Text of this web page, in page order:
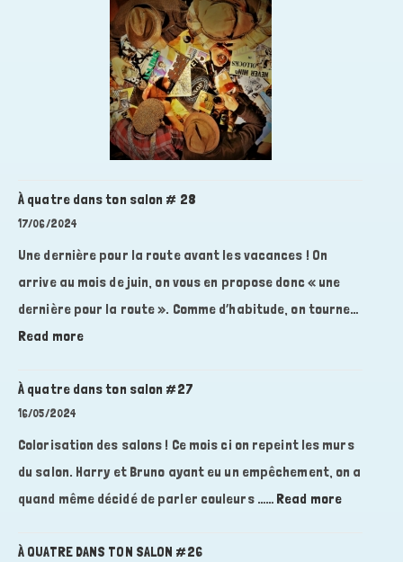
À quatre dans ton salon # 28
17/06/2024
Une dernière pour la route avant les vacances ! On
arrive au mois de juin, on vous en propose donc « une
dernière pour la route ». Comme d’habitude, on tourne…
Read more:
salon
#
28
À quatre dans ton salon #27
16/05/2024
Colorisation des salons ! Ce mois ci on repeint les murs
du salon. Harry et Bruno ayant eu un empêchement, on a
quand même décidé de parler couleurs …… Read more:
À QUATRE DANS TON SALON #26